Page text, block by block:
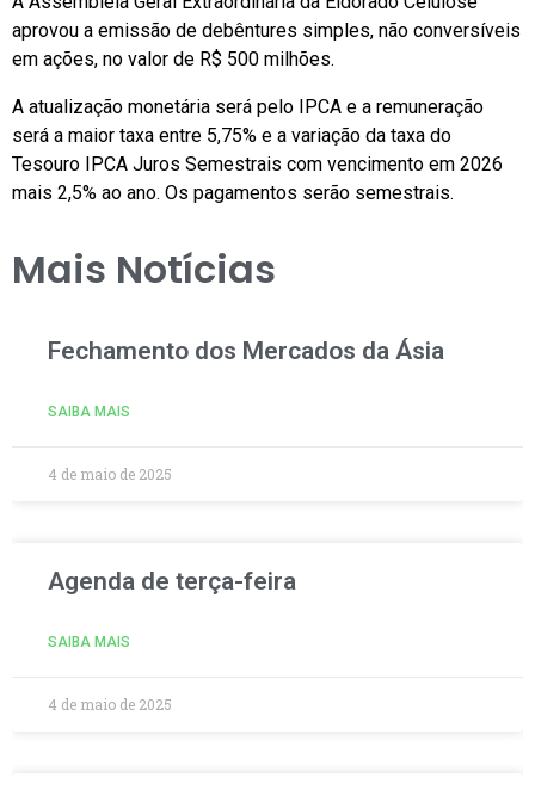
aprovou a emissão de debêntures simples, não conversíveis
em ações, no valor de R$ 500 milhões.
A atualização monetária será pelo IPCA e a remuneração
será a maior taxa entre 5,75% e a variação da taxa do
Tesouro IPCA Juros Semestrais com vencimento em 2026
mais 2,5% ao ano. Os pagamentos serão semestrais.
Mais Notícias
Fechamento dos Mercados da Ásia
SAIBA MAIS
4 de maio de 2025
Agenda de terça-feira
SAIBA MAIS
4 de maio de 2025